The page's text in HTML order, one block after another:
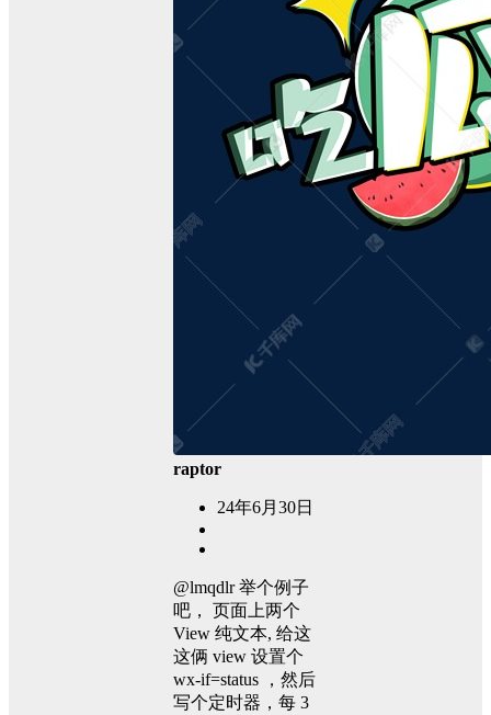
raptor
24年6月30日
@lmqdlr 举个例子
吧， 页面上两个
View 纯文本, 给这
这俩 view 设置个
wx-if=status ，然后
写个定时器，每 3